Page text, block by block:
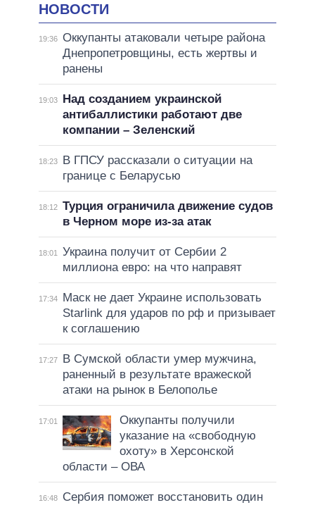
НОВОСТИ
19:36 Оккупанты атаковали четыре района
Днепропетровщины, есть жертвы и
ранены
19:03
Над созданием украинской
антибаллистики работают две
компании – Зеленский
18:23
В ГПСУ рассказали о ситуации на
границе с Беларусью
18:12 Турция ограничила движение судов
в Черном море из-за атак
18:01
Украина получит от Сербии 2
миллиона евро: на что направят
17:34
Маск не дает Украине использовать
Starlink для ударов по рф и призывает
к соглашению
17:27
В Сумской области умер мужчина,
раненный в результате вражеской
атаки на рынок в Белополье
17:01
Оккупанты получили
указание на «свободную
охоту» в Херсонской
области – ОВА
16:48
Сербия поможет восстановить один